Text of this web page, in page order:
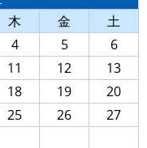
木 金
土
4 5
6
11 12
13
18 19
20
25 26
27